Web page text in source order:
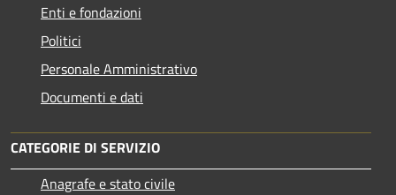
Enti e fondazioni
Politici
Personale Amministrativo
Documenti e dati
CATEGORIE DI SERVIZIO
Anagrafe e stato civile